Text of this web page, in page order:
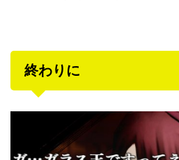
終わりに